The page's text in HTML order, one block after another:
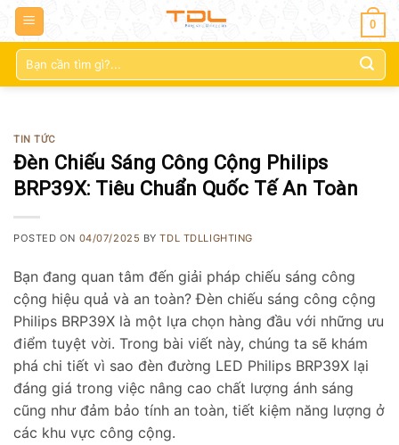
0
Tìm
kiếm:
TIN TỨC
Đèn Chiếu Sáng Công Cộng Philips
BRP39X: Tiêu Chuẩn Quốc Tế An Toàn
POSTED ON 04/07/2025 BYTDL TDLLIGHTING
Bạn đang quan tâm đến giải pháp chiếu sáng công
cộng hiệu quả và an toàn? Đèn chiếu sáng công cộng
Philips BRP39X là một lựa chọn hàng đầu với những ưu
điểm tuyệt vời. Trong bài viết này, chúng ta sẽ khám
phá chi tiết vì sao đèn đường LED Philips BRP39X lại
đáng giá trong việc nâng cao chất lượng ánh sáng
cũng như đảm bảo tính an toàn, tiết kiệm năng lượng ở
các khu vực công cộng.